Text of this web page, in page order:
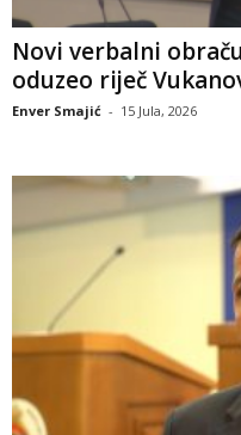
Novi verbalni
oduzeo riječ
Enver Smajić - 15 Jula, 2026